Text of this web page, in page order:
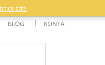
zde.
BLOG KONTAKTY